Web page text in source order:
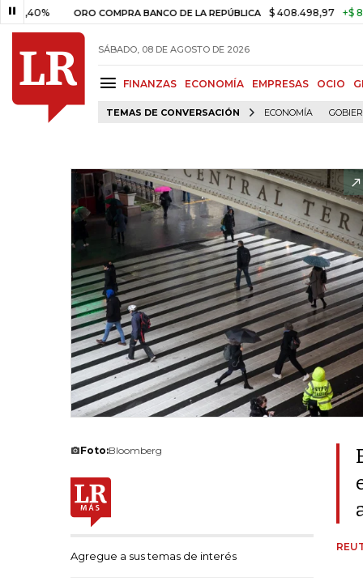
ORO COMPRA BANCO DE LA REPÚBLICA $ 408.498,97 +$ 8.753,81
SÁBADO, 08 DE AGOSTO DE 2026
FINANZAS ECONOMÍA EMPRESAS OCIO
TEMAS DE CONVERSACIÓN ECONOMÍA
Foto:Bloomberg
Agregue a sus temas de interés